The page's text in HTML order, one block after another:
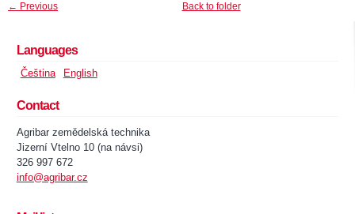
← Previous Back to folder
Languages
Čeština English
Contact
Agribar zemědelská technika
Jizerní Vtelno 10 (na návsi)
326 997 672
info@agribar.cz